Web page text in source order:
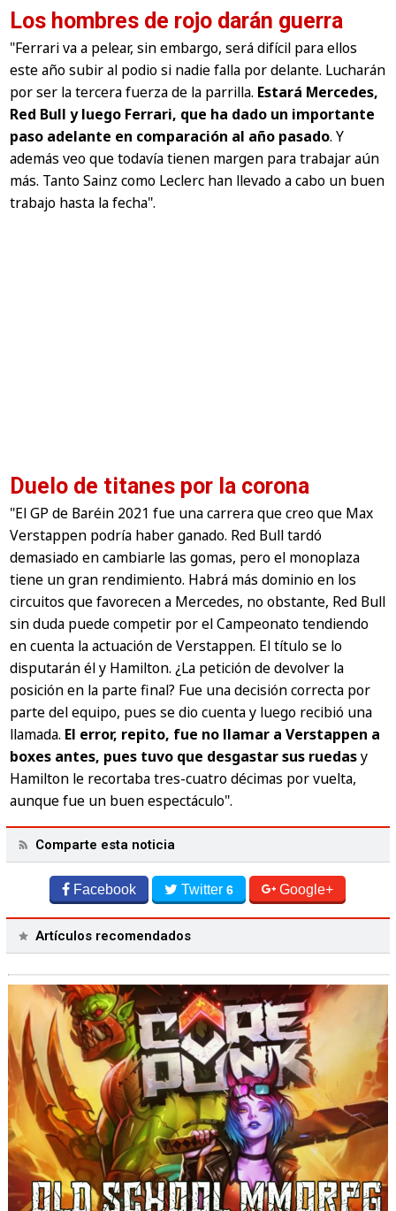
Los hombres de rojo darán guerra
"Ferrari va a pelear, sin embargo, será difícil para ellos
este año subir al podio si nadie falla por delante. Lucharán
por ser la tercera fuerza de la parrilla. Estará Mercedes,
Red Bull y luego Ferrari, que ha dado un importante
paso adelante en comparación al año pasado. Y
además veo que todavía tienen margen para trabajar aún
más. Tanto Sainz como Leclerc han llevado a cabo un buen
trabajo hasta la fecha".
Duelo de titanes por la corona
"El GP de Baréin 2021 fue una carrera que creo que Max
Verstappen podría haber ganado. Red Bull tardó
demasiado en cambiarle las gomas, pero el monoplaza
tiene un gran rendimiento. Habrá más dominio en los
circuitos que favorecen a Mercedes, no obstante, Red Bull
sin duda puede competir por el Campeonato tendiendo
en cuenta la actuación de Verstappen. El título se lo
disputarán él y Hamilton. ¿La petición de devolver la
posición en la parte final? Fue una decisión correcta por
parte del equipo, pues se dio cuenta y luego recibió una
llamada. El error, repito, fue no llamar a Verstappen a
boxes antes, pues tuvo que desgastar sus ruedasy
Hamilton le recortaba tres-cuatro décimas por vuelta,
aunque fue un buen espectáculo".
Comparte esta noticia
Facebook Twitter6 Google+
Artículos recomendados